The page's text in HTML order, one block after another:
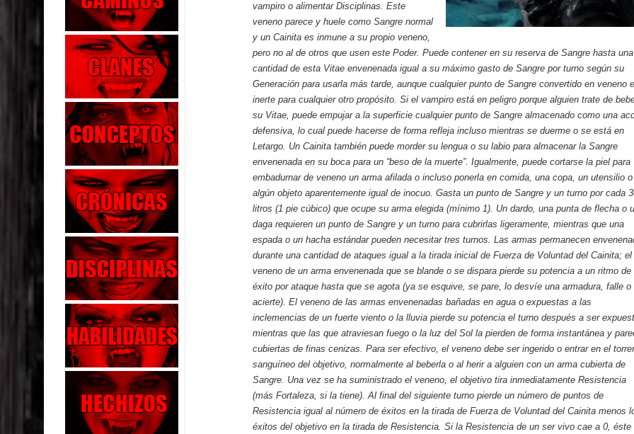
vampiro o alimentar Disciplinas. Este
veneno parece y huele como Sangre normal
y un Cainita es inmune a su propio veneno,
pero no al de otros que usen este Poder. Puede contener en su reserva de Sangre hasta una
cantidad de esta Vitae envenenada igual a su máximo gasto de Sangre por turno según su
Generación para usarla más tarde, aunque cualquier punto de Sangre convertido en veneno
inerte para cualquier otro propósito. Si el vampiro está en peligro porque alguien trate de
su Vitae, puede empujar a la superficie cualquier punto de Sangre almacenado como una
defensiva, lo cual puede hacerse de forma refleja incluso mientras se duerme o se está en
Letargo. Un Cainita también puede morder su lengua o su labio para almacenar la Sangre
envenenada en su boca para un “beso de la muerte”. Igualmente, puede cortarse la piel para
embadurnar de veneno un arma afilada o incluso ponerla en comida, una copa, un utensilio o
algún objeto aparentemente igual de inocuo. Gasta un punto de Sangre y un turno por cada
litros (1 pie cúbico) que ocupe su arma elegida (mínimo 1). Un dardo, una punta de flecha o
daga requieren un punto de Sangre y un turno para cubrirlas ligeramente, mientras que una
espada o un hacha estándar pueden necesitar tres turnos. Las armas permanecen
durante una cantidad de ataques igual a la tirada inicial de Fuerza de Voluntad del Cainita; el
veneno de un arma envenenada que se blande o se dispara pierde su potencia a un ritmo de
éxito por ataque hasta que se agota (ya se esquive, se pare, lo desvíe una armadura, falle o
acierte). El veneno de las armas envenenadas bañadas en agua o expuestas a las
inclemencias de un fuerte viento o la lluvia pierde su potencia el turno después a ser
mientras que las que atraviesan fuego o la luz del Sol la pierden de forma instantánea y
cubiertas de finas cenizas. Para ser efectivo, el veneno debe ser ingerido o entrar en el
sanguíneo del objetivo, normalmente al beberla o al herir a alguien con un arma cubierta de
Sangre. Una vez se ha suministrado el veneno, el objetivo tira inmediatamente Resistencia
(más Fortaleza, si la tiene). Al final del siguiente turno pierde un número de puntos de
Resistencia igual al número de éxitos en la tirada de Fuerza de Voluntad del Cainita menos
éxitos del objetivo en la tirada de Resistencia. Si la Resistencia de un ser vivo cae a 0, éste